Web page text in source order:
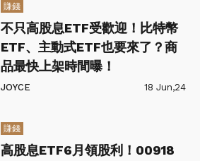
賺錢
不只高股息ETF受歡迎！比特幣
ETF、主動式ETF也要來了？商
品最快上架時間曝！
JOYCE 18 Jun,24
賺錢
高股息ETF6月領股利！00918